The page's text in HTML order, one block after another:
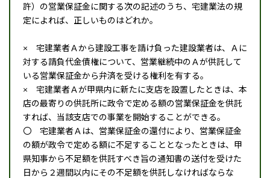
許）の営業保証金に関する次の記述のうち、宅建業法の規
定によれば、正しいものはどれか。
× 宅建業者Ａから建設工事を請け負った建設業者は、Ａに
対する請負代金債権について、営業継続中のＡが供託して
いる営業保証金から弁済を受ける権利を有する。
× 宅建業者Ａが甲県内に新たに支店を設置したときは、本
店の最寄りの供託所に政令で定める額の営業保証金を供託
すれば、当該支店での事業を開始することができる。
〇 宅建業者Ａは、営業保証金の還付により、営業保証金
の額が政令で定める額に不足することとなったときは、甲
県知事から不足額を供託すべき旨の通知書の送付を受けた
日から２週間以内にその不足額を供託しなければならな